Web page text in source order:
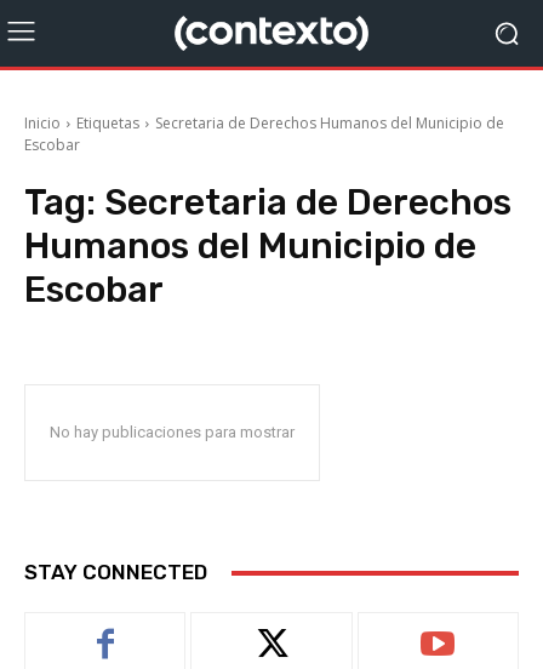
Inicio Etiquetas
Secretaria de Derechos Humanos del Municipio de
Escobar
Tag: Secretaria de Derechos
Humanos del Municipio de
Escobar
No hay publicaciones para mostrar
STAY CONNECTED